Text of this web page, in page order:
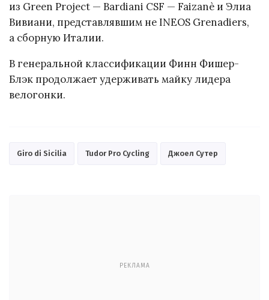
из Green Project — Bardiani CSF — Faizanè и Элиа
Вивиани, представлявшим не INEOS Grenadiers,
а сборную Италии.
В генеральной классификации Финн Фишер-
Блэк продолжает удерживать майку лидера
велогонки.
Giro di Sicilia Tudor Pro Cycling Джоел Сутер
РЕКЛАМА